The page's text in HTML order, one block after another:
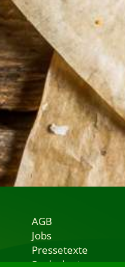
AGB
Jobs
Pressetexte
Speisekarten